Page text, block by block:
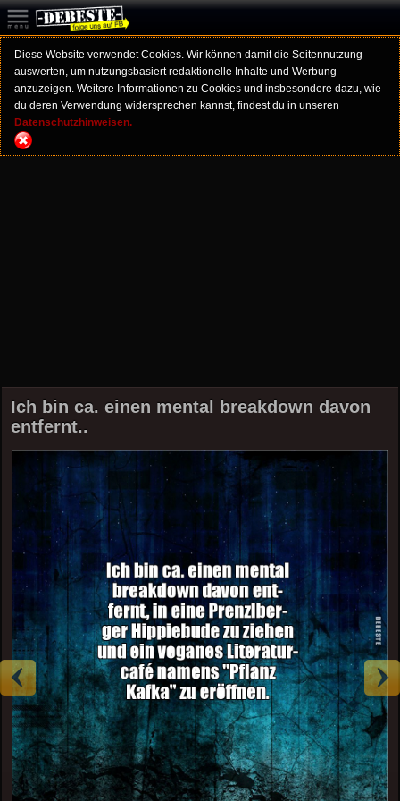
Diese Website verwendet Cookies. Wir können damit die Seitennutzung
auswerten, um nutzungsbasiert redaktionelle Inhalte und Werbung
anzuzeigen. Weitere Informationen zu Cookies und insbesondere dazu, wie
du deren Verwendung widersprechen kannst, findest du in unseren
Datenschutzhinweisen.
Ich bin ca. einen mental breakdown davon
entfernt..